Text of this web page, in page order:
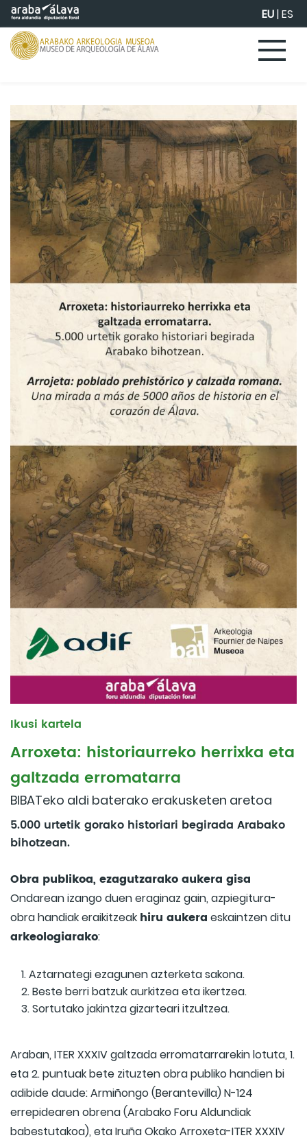
Eduki nagusira joan EU|ES
Ikusi kartela
Arroxeta: historiaurreko herrixka eta
galtzada erromatarra
BIBATeko aldi baterako erakusketen aretoa
5.000 urtetik gorako historiari begirada Arabako
bihotzean.
Obra publikoa, ezagutzarako aukera gisa
Ondarean izango duen eraginaz gain, azpiegitura-
obra handiak eraikitzeak hiru aukera eskaintzen ditu
arkeologiarako:
Aztarnategi ezagunen azterketa sakona.
Beste berri batzuk aurkitzea eta ikertzea.
Sortutako jakintza gizarteari itzultzea.
Araban, ITER XXXIV galtzada erromatarrarekin lotuta, 1.
eta 2. puntuak bete zituzten obra publiko handien bi
adibide daude: Armiñongo (Berantevilla) N-124
errepidearen obrena (Arabako Foru Aldundiak
babestutakoa), eta Iruña Okako Arroxeta-ITER XXXIV